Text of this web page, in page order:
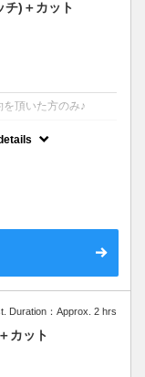
)＋カット
頂いた方のみ♪
Duration：Approx. 2 hrs
カット